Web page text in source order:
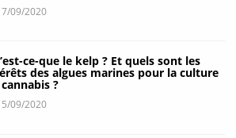
09/2020
ce-que le kelp ? Et quels sont les
des algues marines pour la culture
?
09/2020